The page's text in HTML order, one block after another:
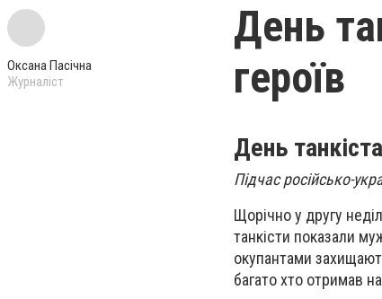
Оксана Пасічна
Журналіст
День
героїв
День
Підчас російсько-
Щорічно у другу
танкісти показали
окупантами
багато хто отримав